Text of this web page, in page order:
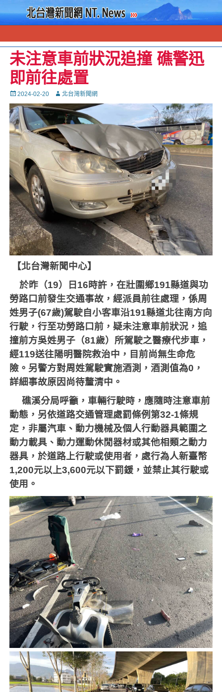
未注意車前狀況追撞 礁警迅
即前往處置
Posted
on
2024-02-20 Autor北台灣新聞網
【北台灣新聞中心】
於昨（19）日 16時許，在壯圍鄉191縣道與功
勞路口前發生交通事故，經派員前往處理，係周
姓男子(67歲)駕駛自小客車沿191縣道北往南方向
行駛，行至功勞路口前，疑未注意車前狀況，追
撞前方吳姓男子（81歲）所駕駛之醫療代步車，
經119送往陽明醫院救治中，目前尚無生命危
險。另警方對周姓駕駛實施酒測，酒測值為0 ，
詳細事故原因尚待釐清中。
礁溪分局呼籲，車輛行駛時，應隨時注意車前
動態，另依道路交通管理處罰條例第32-1條規
定，非屬汽車、動力機械及個人行動器具範圍之
動力載具、動力運動休閒器材或其他相類之動力
器具，於道路上行駛或使用者，處行為人新臺幣
1,200元以上3,600元以下罰鍰，並禁止其行駛或
使用。